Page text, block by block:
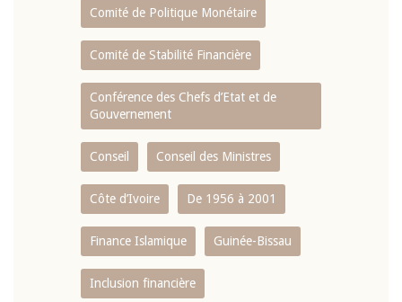
Comité de Politique Monétaire
Comité de Stabilité Financière
Conférence des Chefs d’Etat et de
Gouvernement
Conseil Conseil des Ministres
Côte d’Ivoire De 1956 à 2001
Finance Islamique Guinée-Bissau
Inclusion financière